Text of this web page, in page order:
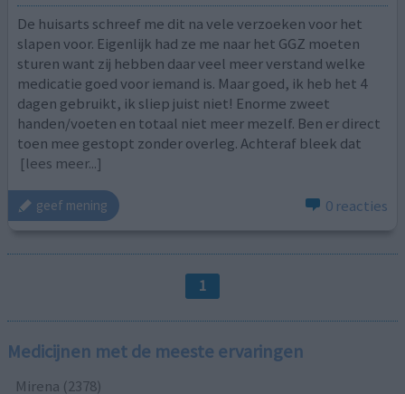
De huisarts schreef me dit na vele verzoeken voor het
slapen voor. Eigenlijk had ze me naar het GGZ moeten
sturen want zij hebben daar veel meer verstand welke
medicatie goed voor iemand is. Maar goed, ik heb het 4
dagen gebruikt, ik sliep juist niet! Enorme zweet
handen/voeten en totaal niet meer mezelf. Ben er direct
toen mee gestopt zonder overleg. Achteraf bleek dat
[lees meer...]
geef mening 0 reacties
1
Medicijnen met de meeste ervaringen
Mirena (2378)